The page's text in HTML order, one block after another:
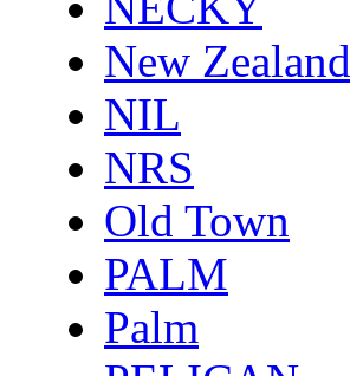
New Zealand
NIL
NRS
Old Town
PALM
Palm